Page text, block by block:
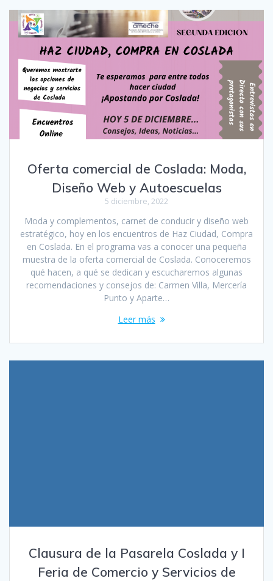
Oferta comercial de Coslada: Moda,
Diseño Web y Autoescuelas
5 diciembre, 2022
Moda y complementos, carnet de conducir y diseño web
estratégico, hoy en los encuentros de Haz Ciudad, Compra
en Coslada. En el programa vas a conocer una pequeña
muestra de la oferta comercial de Coslada. Conoceremos
qué hacen, a qué se dedican y escucharemos algunas
recomendaciones y consejos de: Carmen Villa, Mercería
Punto y Aparte…
Leer más
Clausura de la Pasarela Coslada y I
Feria de Comercio y Servicios de